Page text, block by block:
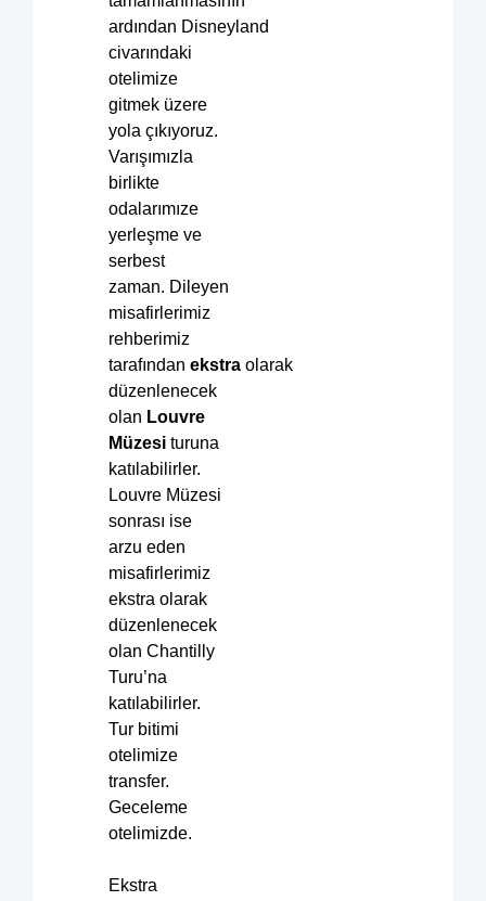
ardından Disneyland
civarındaki
otelimize
gitmek üzere
yola çıkıyoruz.
Varışımızla
birlikte
odalarımıze
yerleşme ve
serbest
zaman. Dileyen
misafirlerimiz
rehberimiz
tarafından ekstra olarak
düzenlenecek
olan Louvre
Müzesi turuna
katılabilirler.
Louvre Müzesi
sonrası ise
arzu eden
misafirlerimiz
ekstra olarak
düzenlenecek
olan Chantilly
Turu’na
katılabilirler.
Tur bitimi
otelimize
transfer.
Geceleme
otelimizde.
Ekstra